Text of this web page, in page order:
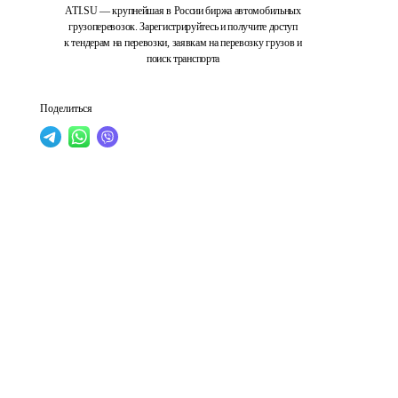
ATI.SU — крупнейшая в России биржа автомобильных
грузоперевозок. Зарегистрируйтесь и получите доступ
к тендерам на перевозки, заявкам на перевозку грузов и
поиск транспорта
Поделиться